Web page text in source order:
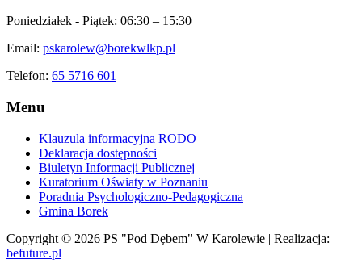
Poniedziałek - Piątek: 06:30 – 15:30
Email: pskarolew@borekwlkp.pl
Telefon: 65 5716 601
Menu
Klauzula informacyjna RODO
Deklaracja dostępności
Biuletyn Informacji Publicznej
Kuratorium Oświaty w Poznaniu
Poradnia Psychologiczno-Pedagogiczna
Gmina Borek
Copyright © 2026 PS "Pod Dębem" W Karolewie | Realizacja:
befuture.pl